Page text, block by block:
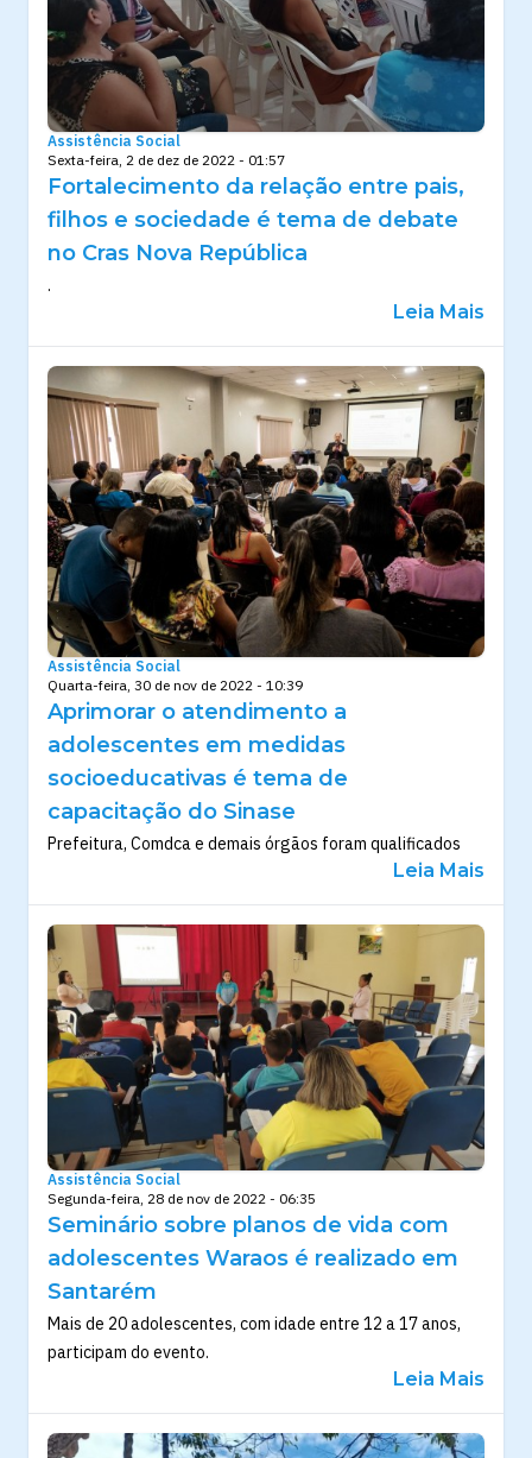
Assistência Social
Sexta-feira, 2 de dez de 2022 - 01:57
Fortalecimento da relação entre pais,
filhos e sociedade é tema de debate
no Cras Nova República
.
Leia Mais
Assistência Social
Quarta-feira, 30 de nov de 2022 - 10:39
Aprimorar o atendimento a
adolescentes em medidas
socioeducativas é tema de
capacitação do Sinase
Prefeitura, Comdca e demais órgãos foram qualificados
Leia Mais
Assistência Social
Segunda-feira, 28 de nov de 2022 - 06:35
Seminário sobre planos de vida com
adolescentes Waraos é realizado em
Santarém
Mais de 20 adolescentes, com idade entre 12 a 17 anos,
participam do evento.
Leia Mais